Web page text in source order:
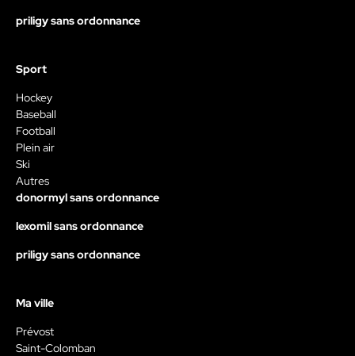
priligy sans ordonnance
Sport
Hockey
Baseball
Football
Plein air
Ski
Autres
donormyl sans ordonnance
lexomil sans ordonnance
priligy sans ordonnance
Ma ville
Prévost
Saint-Colomban